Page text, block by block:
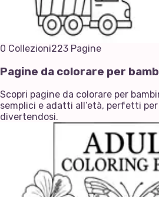
0 Collezioni223 Pagine
Pagine da colorare per
Scopri pagine da colorare per
semplici e adatti all’età, perfetti
divertendosi.